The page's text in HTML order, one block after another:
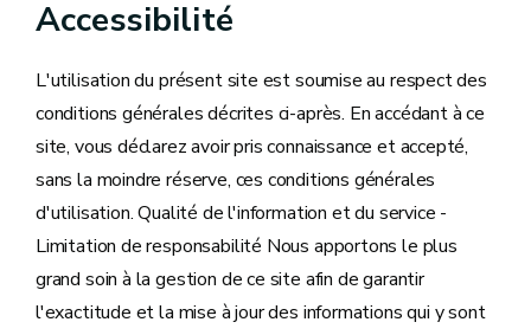
Accessibilité
L'utilisation du présent site est soumise au respect des
conditions générales décrites ci-après. En accédant à ce
site, vous déclarez avoir pris connaissance et accepté,
sans la moindre réserve, ces conditions générales
d'utilisation. Qualité de l'information et du service -
Limitation de responsabilité Nous apportons le plus
grand soin à la gestion de ce site afin de garantir
l'exactitude et la mise à jour des informations qui y sont